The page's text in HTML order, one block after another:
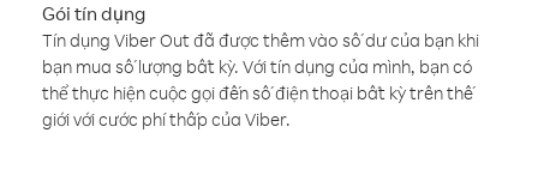
Gói tín dụng
Tín dụng Viber Out đã được thêm vào số dư của bạn khi
bạn mua số lượng bất kỳ. Với tín dụng của mình, bạn có
thể thực hiện cuộc gọi đến số điện thoại bất kỳ trên thế
giới với cước phí thấp của Viber.